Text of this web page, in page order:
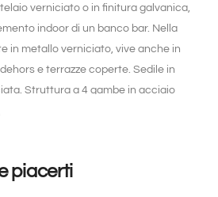
verniciato o in finitura galvanica,
indoor di un banco bar. Nella
in metallo verniciato, vive anche in
e terrazze coperte. Sedile in
Struttura a 4 gambe in acciaio
e verniciato a polvere poliestere. Con
piacerti